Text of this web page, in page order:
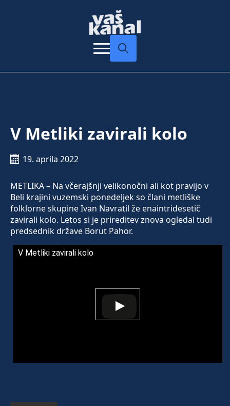
V Metliki zavirali kolo
19. aprila 2022
METLIKA – Na včerajšnji velikonočni ali kot pravijo v
Beli krajini vuzemski ponedeljek so člani metliške
folklorne skupine Ivan Navratil že enaintridesetič
zavirali kolo. Letos si je prireditev znova ogledal tudi
predsednik države Borut Pahor.
V Metliki zavirali kolo